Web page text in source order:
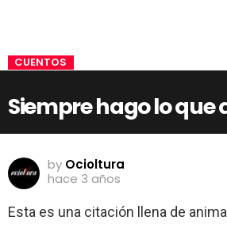
CUENTOS
Siempre hago lo que
by Ocioltura
hace 3 años
Esta es una citación llena de